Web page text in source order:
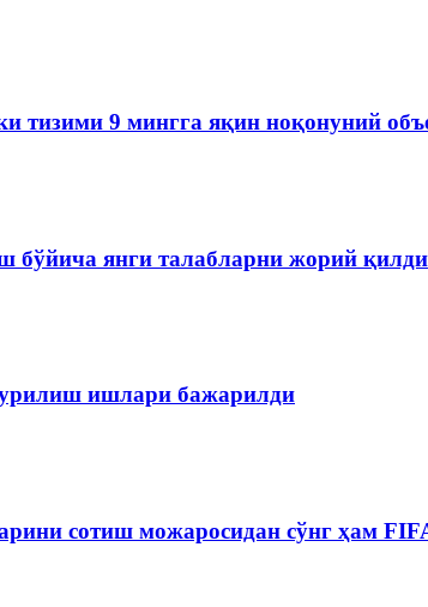
тизими 9 мингга яқин ноқонуний
бўйича янги талабларни жорий қилди
ишлари бажарилди
сотиш можаросидан сўнг ҳам